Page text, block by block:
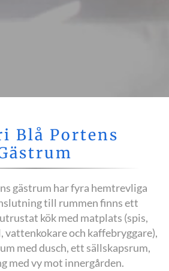
Blå Portens
gästrum har fyra hemtrevliga
till rummen finns ett
kök med matplats (spis,
vattenkokare och kaffebryggare),
med dusch, ett sällskapsrum,
med vy mot innergården.